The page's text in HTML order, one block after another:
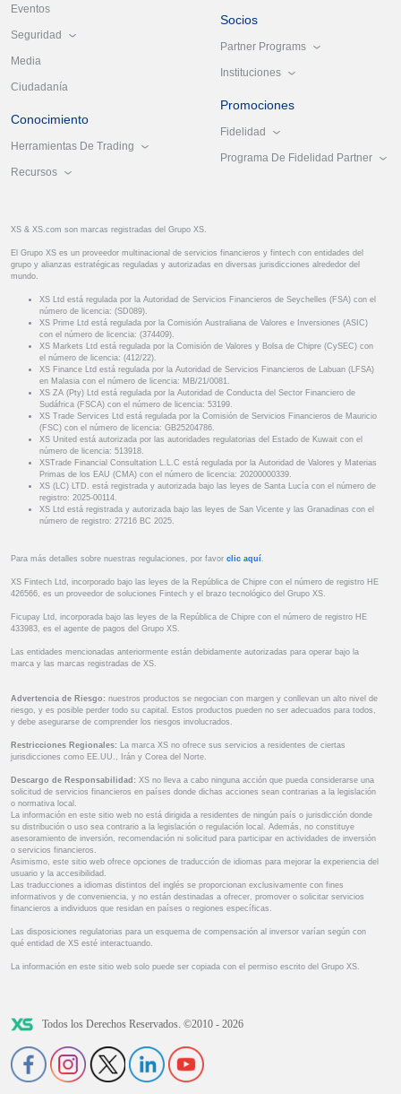
Eventos
Seguridad
Media
Ciudadanía
Conocimiento
Herramientas De Trading
Recursos
Socios
Partner Programs
Instituciones
Promociones
Fidelidad
Programa De Fidelidad Partner
XS & XS.com son marcas registradas del Grupo XS.
El Grupo XS es un proveedor multinacional de servicios financieros y fintech con entidades del
grupo y alianzas estratégicas reguladas y autorizadas en diversas jurisdicciones alrededor del
mundo.
XS Ltd está regulada por la Autoridad de Servicios Financieros de Seychelles (FSA) con el
número de licencia: (SD089).
XS Prime Ltd está regulada por la Comisión Australiana de Valores e Inversiones (ASIC)
con el número de licencia: (374409).
XS Markets Ltd está regulada por la Comisión de Valores y Bolsa de Chipre (CySEC) con
el número de licencia: (412/22).
XS Finance Ltd está regulada por la Autoridad de Servicios Financieros de Labuan (LFSA)
en Malasia con el número de licencia: MB/21/0081.
XS ZA (Pty) Ltd está regulada por la Autoridad de Conducta del Sector Financiero de
Sudáfrica (FSCA) con el número de licencia: 53199.
XS Trade Services Ltd está regulada por la Comisión de Servicios Financieros de Mauricio
(FSC) con el número de licencia: GB25204786.
XS United está autorizada por las autoridades regulatorias del Estado de Kuwait con el
número de licencia: 513918.
XSTrade Financial Consultation L.L.C está regulada por la Autoridad de Valores y Materias
Primas de los EAU (CMA) con el número de licencia: 20200000339.
XS (LC) LTD. está registrada y autorizada bajo las leyes de Santa Lucía con el número de
registro: 2025-00114.
XS Ltd está registrada y autorizada bajo las leyes de San Vicente y las Granadinas con el
número de registro: 27216 BC 2025.
Para más detalles sobre nuestras regulaciones, por favor clic aquí .
XS Fintech Ltd, incorporado bajo las leyes de la República de Chipre con el número de registro HE
426566, es un proveedor de soluciones Fintech y el brazo tecnológico del Grupo XS.
Ficupay Ltd, incorporada bajo las leyes de la República de Chipre con el número de registro HE
433983, es el agente de pagos del Grupo XS.
Las entidades mencionadas anteriormente están debidamente autorizadas para operar bajo la
marca y las marcas registradas de XS.
Advertencia de Riesgo: nuestros productos se negocian con margen y conllevan un alto nivel de
riesgo, y es posible perder todo su capital. Estos productos pueden no ser adecuados para todos,
y debe asegurarse de comprender los riesgos involucrados.
Restricciones Regionales: La marca XS no ofrece sus servicios a residentes de ciertas
jurisdicciones como EE.UU., Irán y Corea del Norte.
Descargo de Responsabilidad: XS no lleva a cabo ninguna acción que pueda considerarse una
solicitud de servicios financieros en países donde dichas acciones sean contrarias a la legislación
o normativa local.
La información en este sitio web no está dirigida a residentes de ningún país o jurisdicción donde
su distribución o uso sea contrario a la legislación o regulación local. Además, no constituye
asesoramiento de inversión, recomendación ni solicitud para participar en actividades de inversión
o servicios financieros.
Asimismo, este sitio web ofrece opciones de traducción de idiomas para mejorar la experiencia del
usuario y la accesibilidad.
Las traducciones a idiomas distintos del inglés se proporcionan exclusivamente con fines
informativos y de conveniencia, y no están destinadas a ofrecer, promover o solicitar servicios
financieros a individuos que residan en países o regiones específicas.
Las disposiciones regulatorias para un esquema de compensación al inversor varían según con
qué entidad de XS esté interactuando.
La información en este sitio web solo puede ser copiada con el permiso escrito del Grupo XS.
Todos los Derechos Reservados. ©2010 - 2026